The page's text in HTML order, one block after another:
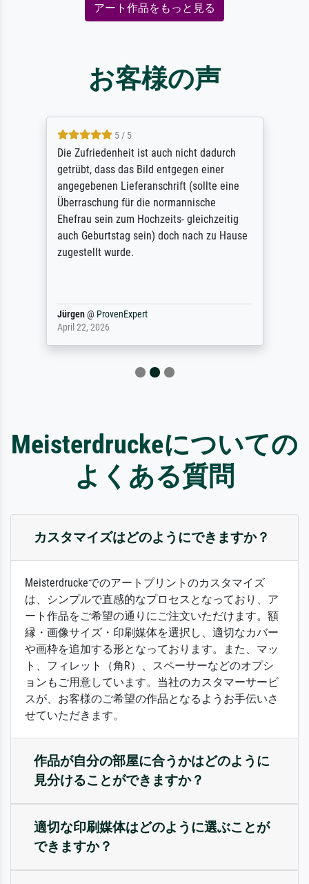
アート作品をもっと見る
お客様の声
5 / 5
Die Zufriedenheit ist auch nicht dadurch
getrübt, dass das Bild entgegen einer
angegebenen Lieferanschrift (sollte eine
Überraschung für die normannische
Ehefrau sein zum Hochzeits- gleichzeitig
auch Geburtstag sein) doch nach zu Hause
zugestellt wurde.
Jürgen@ ProvenExpert
April 22, 2026
Meisterdruckeについての
よくある質問
カスタマイズはどのようにできますか？
Meisterdruckeでのアートプリントのカスタマイズ
は、シンプルで直感的なプロセスとなっており、ア
ート作品をご希望の通りにご注文いただけます。額
縁・画像サイズ・印刷媒体を選択し、適切なカバー
や画枠を追加する形となっております。また、マッ
ト、フィレット（角R）、スペーサーなどのオプシ
ョンもご用意しています。当社のカスタマーサービ
スが、お客様のご希望の作品となるようお手伝いさ
せていただきます。
作品が自分の部屋に合うかはどのように
見分けることができますか？
適切な印刷媒体はどのように選ぶことが
できますか？